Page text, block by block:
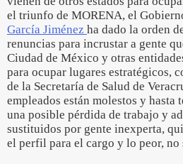
el triunfo de MORENA, el
García Jiménez ha dado la orden
renuncias para incrustar a gente
Ciudad de México y otras
para ocupar lugares estratégicos,
de la Secretaría de Salud de
empleados están molestos y hasta
una posible pérdida de trabajo y
sustituidos por gente inexperta,
el perfil para el cargo y lo peor,